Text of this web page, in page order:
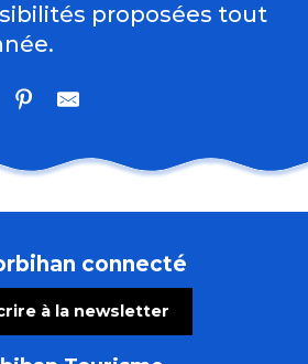
proposées tout
sauve
de Bretagne
connecté
à la newsletter